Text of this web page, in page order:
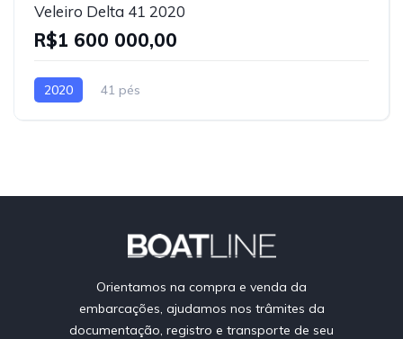
Veleiro Delta 41 2020
R$1 600 000,00
2020 41 pés
Orientamos na compra e venda da
embarcações, ajudamos nos trâmites da
documentação, registro e transporte de seu